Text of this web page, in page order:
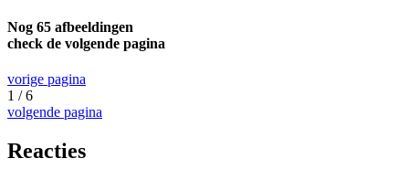
Nog 65 afbeeldingen
check de volgende pagina
vorige pagina
1 / 6
volgende pagina
Reacties